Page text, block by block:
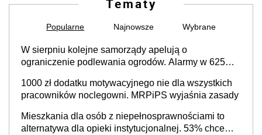
Tematy
Popularne Najnowsze Wybrane
W sierpniu kolejne samorządy apelują o
ograniczenie podlewania ogrodów. Alarmy w 625
cały kraj
1000 zł dodatku motywacyjnego nie dla wszystkich
pracowników noclegowni. MRPiPS wyjaśnia zasady
Mieszkania dla osób z niepełnosprawnościami to
alternatywa dla opieki instytucjonalnej. 53% chce